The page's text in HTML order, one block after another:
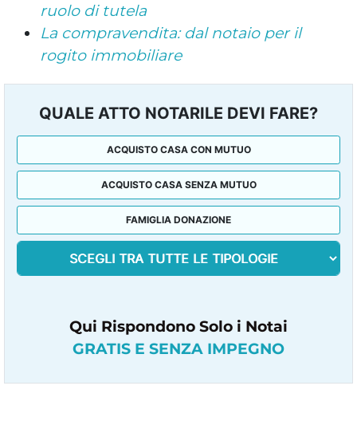
ruolo di tutela
La compravendita: dal notaio per il
rogito immobiliare
QUALE ATTO NOTARILE DEVI FARE?
ACQUISTO CASA CON MUTUO
ACQUISTO CASA SENZA MUTUO
FAMIGLIA DONAZIONE
Qui Rispondono Solo i Notai
GRATIS E SENZA IMPEGNO